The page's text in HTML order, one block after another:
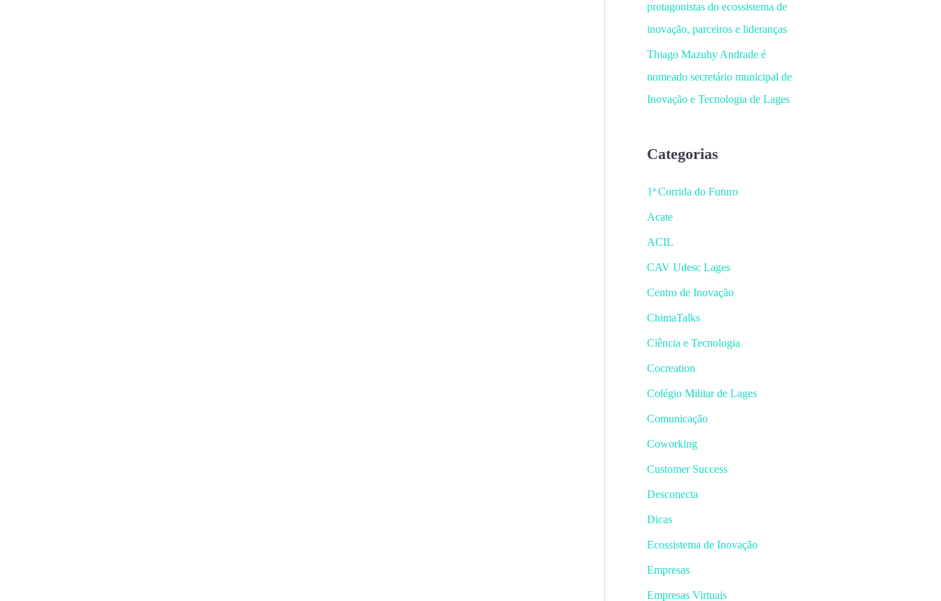
protagonistas do ecossistema de
inovação, parceiros e lideranças
Thiago Mazuhy Andrade é
nomeado secretário municipal de
Inovação e Tecnologia de Lages
Categorias
1ª Corrida do Futuro
Acate
ACIL
CAV Udesc Lages
Centro de Inovação
ChimaTalks
Ciência e Tecnologia
Cocreation
Colégio Militar de Lages
Comunicação
Coworking
Customer Success
Desconecta
Dicas
Ecossistema de Inovação
Empresas
Empresas Virtuais